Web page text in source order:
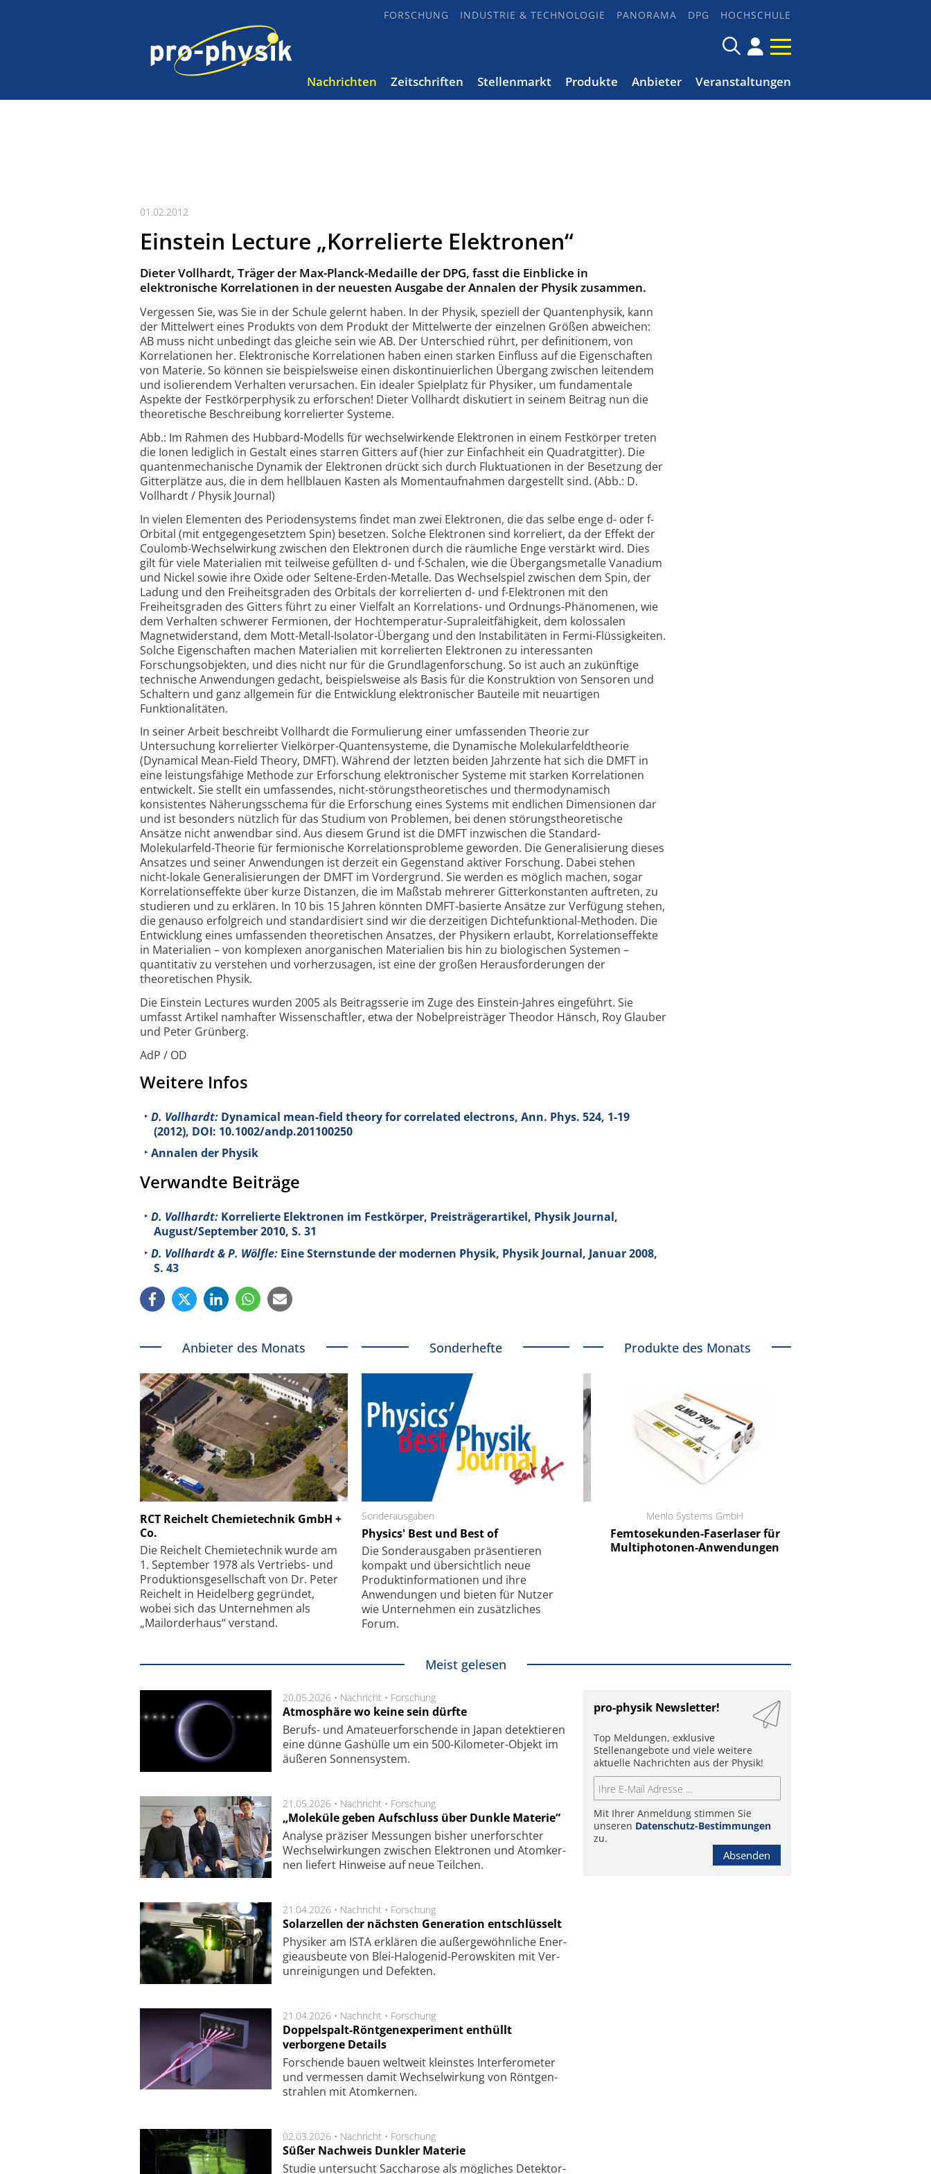
FORSCHUNG INDUSTRIE & TECHNOLOGIE PANORAMA DPG HOCHSCHULE
Nachrichten Zeitschriften Stellenmarkt Produkte Anbieter Veranstaltungen
01.02.2012
Einstein Lecture „Korrelierte Elektronen“
Dieter Vollhardt, Träger der Max-Planck-Medaille der DPG, fasst die Einblicke in
elektronische Korrelationen in der neuesten Ausgabe der Annalen der Physik zusammen.
Vergessen Sie, was Sie in der Schule gelernt haben. In der Physik, speziell der Quantenphysik, kann
der Mittelwert eines Produkts von dem Produkt der Mittelwerte der einzelnen Größen abweichen:
AB muss nicht unbedingt das gleiche sein wie AB. Der Unterschied rührt, per definitionem, von
Korrelationen her. Elektronische Korrelationen haben einen starken Einfluss auf die Eigenschaften
von Materie. So können sie beispielsweise einen diskontinuierlichen Übergang zwischen leitendem
und isolierendem Verhalten verursachen. Ein idealer Spielplatz für Physiker, um fundamentale
Aspekte der Festkörperphysik zu erforschen! Dieter Vollhardt diskutiert in seinem Beitrag nun die
theoretische Beschreibung korrelierter Systeme.
Abb.: Im Rahmen des Hubbard-Modells für wechselwirkende Elektronen in einem Festkörper treten
die Ionen lediglich in Gestalt eines starren Gitters auf (hier zur Einfachheit ein Quadratgitter). Die
quantenmechanische Dynamik der Elektronen drückt sich durch Fluktuationen in der Besetzung der
Gitterplätze aus, die in dem hellblauen Kasten als Momentaufnahmen dargestellt sind. (Abb.: D.
Vollhardt / Physik Journal)
In vielen Elementen des Periodensystems findet man zwei Elektronen, die das selbe enge d- oder f-
Orbital (mit entgegengesetztem Spin) besetzen. Solche Elektronen sind korreliert, da der Effekt der
Coulomb-Wechselwirkung zwischen den Elektronen durch die räumliche Enge verstärkt wird. Dies
gilt für viele Materialien mit teilweise gefüllten d- und f-Schalen, wie die Übergangsmetalle Vanadium
und Nickel sowie ihre Oxide oder Seltene-Erden-Metalle. Das Wechselspiel zwischen dem Spin, der
Ladung und den Freiheitsgraden des Orbitals der korrelierten d- und f-Elektronen mit den
Freiheitsgraden des Gitters führt zu einer Vielfalt an Korrelations- und Ordnungs-Phänomenen, wie
dem Verhalten schwerer Fermionen, der Hochtemperatur-Supraleitfähigkeit, dem kolossalen
Magnetwiderstand, dem Mott-Metall-Isolator-Übergang und den Instabilitäten in Fermi-Flüssigkeiten.
Solche Eigenschaften machen Materialien mit korrelierten Elektronen zu interessanten
Forschungsobjekten, und dies nicht nur für die Grundlagenforschung. So ist auch an zukünftige
technische Anwendungen gedacht, beispielsweise als Basis für die Konstruktion von Sensoren und
Schaltern und ganz allgemein für die Entwicklung elektronischer Bauteile mit neuartigen
Funktionalitäten.
In seiner Arbeit beschreibt Vollhardt die Formulierung einer umfassenden Theorie zur
Untersuchung korrelierter Vielkörper-Quantensysteme, die Dynamische Molekularfeldtheorie
(Dynamical Mean-Field Theory, DMFT). Während der letzten beiden Jahrzente hat sich die DMFT in
eine leistungsfähige Methode zur Erforschung elektronischer Systeme mit starken Korrelationen
entwickelt. Sie stellt ein umfassendes, nicht-störungstheoretisches und thermodynamisch
konsistentes Näherungsschema für die Erforschung eines Systems mit endlichen Dimensionen dar
und ist besonders nützlich für das Studium von Problemen, bei denen störungstheoretische
Ansätze nicht anwendbar sind. Aus diesem Grund ist die DMFT inzwischen die Standard-
Molekularfeld-Theorie für fermionische Korrelationsprobleme geworden. Die Generalisierung dieses
Ansatzes und seiner Anwendungen ist derzeit ein Gegenstand aktiver Forschung. Dabei stehen
nicht-lokale Generalisierungen der DMFT im Vordergrund. Sie werden es möglich machen, sogar
Korrelationseffekte über kurze Distanzen, die im Maßstab mehrerer Gitterkonstanten auftreten, zu
studieren und zu erklären. In 10 bis 15 Jahren könnten DMFT-basierte Ansätze zur Verfügung stehen,
die genauso erfolgreich und standardisiert sind wir die derzeitigen Dichtefunktional-Methoden. Die
Entwicklung eines umfassenden theoretischen Ansatzes, der Physikern erlaubt, Korrelationseffekte
in Materialien – von komplexen anorganischen Materialien bis hin zu biologischen Systemen –
quantitativ zu verstehen und vorherzusagen, ist eine der großen Herausforderungen der
theoretischen Physik.
Die Einstein Lectures wurden 2005 als Beitragsserie im Zuge des Einstein-Jahres eingeführt. Sie
umfasst Artikel namhafter Wissenschaftler, etwa der Nobelpreisträger Theodor Hänsch, Roy Glauber
und Peter Grünberg.
AdP / OD
Weitere Infos
D. Vollhardt: Dynamical mean-field theory for correlated electrons, Ann. Phys. 524, 1-19
(2012), DOI: 10.1002/andp.201100250
Annalen der Physik
Verwandte Beiträge
D. Vollhardt: Korrelierte Elektronen im Festkörper, Preisträgerartikel, Physik Journal,
August/September 2010, S. 31
D. Vollhardt & P. Wölfle: Eine Sternstunde der modernen Physik, Physik Journal, Januar 2008,
S. 43
Anbieter des Monats
RCT Reichelt Chemietechnik GmbH +
Co.
Die Reichelt Chemietechnik wurde am
1. September 1978 als Vertriebs- und
Produktionsgesellschaft von Dr. Peter
Reichelt in Heidelberg gegründet,
wobei sich das Unternehmen als
„Mailorderhaus“ verstand.
Sonderhefte
Sonderausgaben
Physics' Best und Best of
Die Sonder­ausgaben präsentieren
kompakt und übersichtlich neue
Produkt­informationen und ihre
Anwendungen und bieten für Nutzer
wie Unternehmen ein zusätzliches
Forum.
Produkte des Monats
Schäfter + Kirchhoff GmbH
Feinfokussierungsmechanismus
Elektronenmikroskopie auf
kleinstem Raum
Menlo Systems GmbH
Femtosekunden-Faserlaser für
Multiphotonen-Anwendungen
Meist gelesen
20.05.2026 • Nachricht • Forschung
Atmosphäre wo keine sein dürfte
Berufs- und Ama­teuer­for­schen­de in Japan de­tek­tie­ren
eine dün­ne Gas­hül­le um ein 500-Kilo­meter-Objekt im
äu­ße­ren Son­nen­sys­tem.
21.05.2026 • Nachricht • Forschung
„Moleküle geben Aufschluss über Dunkle Materie“
Analyse prä­zi­ser Mes­sung­en bis­her un­er­for­schter
Wech­sel­wir­kung­en zwi­schen Elek­tro­nen und Atom­ker­
nen lie­fert Hin­wei­se auf neue Teil­chen.
21.04.2026 • Nachricht • Forschung
Solarzellen der nächsten Generation entschlüsselt
Physiker am ISTA er­klä­ren die außer­ge­wöhn­li­che Ener­
gie­aus­beu­te von Blei-Halo­ge­nid-Perows­ki­ten mit Ver­
unrei­ni­gung­en und De­fek­ten.
21.04.2026 • Nachricht • Forschung
Doppelspalt-Röntgenexperiment enthüllt
verborgene Details
For­schen­de bau­en welt­weit kleins­tes In­ter­fe­ro­me­ter
und ver­mes­sen da­mit Wech­sel­wir­kung von Rönt­gen­
strah­len mit Atom­ker­nen.
02.03.2026 • Nachricht • Forschung
Süßer Nachweis Dunkler Materie
Studie unter­sucht Saccha­ro­se als mög­li­ches De­tek­tor­
pro-physik Newsletter!
Top Meldungen, exklusive
Stellenangebote und viele weitere
aktuelle Nachrichten aus der Physik!
Mit Ihrer Anmeldung stimmen Sie
unseren Datenschutz-Bestimmungen
zu.
Absenden